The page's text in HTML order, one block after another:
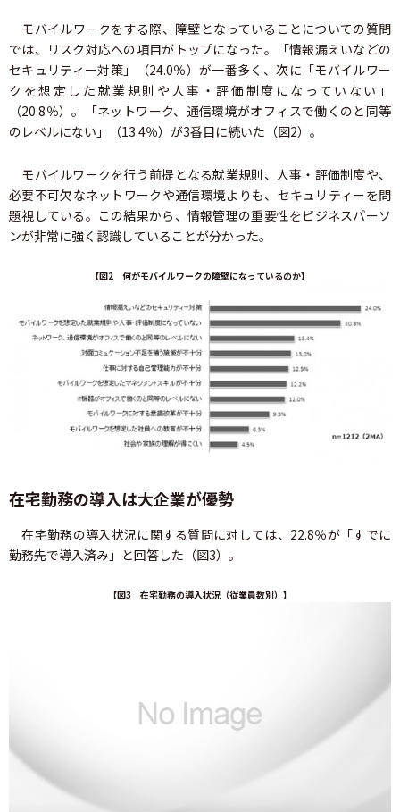
モバイルワークをする際、障壁となっていることについての質問
では、リスク対応への項目がトップになった。「情報漏えいなどの
セキュリティー対策」（24.0％）が一番多く、次に「モバイルワー
クを想定した就業規則や人事・評価制度になっていない」
（20.8％）。「ネットワーク、通信環境がオフィスで働くのと同等
のレベルにない」（13.4％）が3番目に続いた（図2）。
モバイルワークを行う前提となる就業規則、人事・評価制度や、
必要不可欠なネットワークや通信環境よりも、セキュリティーを問
題視している。この結果から、情報管理の重要性をビジネスパーソ
ンが非常に強く認識していることが分かった。
【図2 何がモバイルワークの障壁になっているのか】
在宅勤務の導入は大企業が優勢
在宅勤務の導入状況に関する質問に対しては、22.8％が「すでに
勤務先で導入済み」と回答した（図3）。
【図3 在宅勤務の導入状況（従業員数別）】